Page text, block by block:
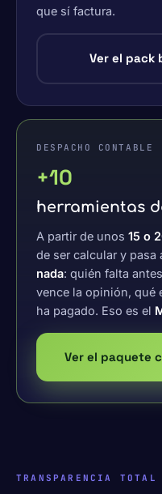
que sí factura.
Ver el pack
DESPACHO CONTABLE
+10
herramientas
A partir de unos 15 o
de ser calcular y pasa
nada: quién falta
vence la opinión, qué
ha pagado. Eso es el
Ver el paquete
TRANSPARENCIA TOTAL